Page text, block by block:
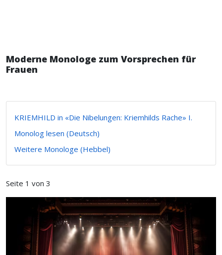
Moderne Monologe zum Vorsprechen für
Frauen
KRIEMHILD in «Die Nibelungen: Kriemhilds Rache» I.
Monolog lesen (Deutsch)
Weitere Monologe (Hebbel)
Seite 1 von 3